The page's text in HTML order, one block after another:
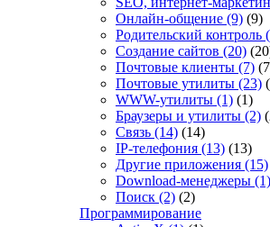
Онлайн-общение (9) (9)
Родительский контроль
Создание сайтов (20)
Почтовые клиенты (7)
Почтовые утилиты (23)
WWW-утилиты (1) (1)
Браузеры и утилиты (2)
Связь (14) (14)
IP-телефония (13) (13)
Другие приложения (15)
Download-менеджеры (1)
Поиск (2) (2)
Программирование